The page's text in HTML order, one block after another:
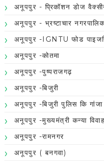
अनूपपुर - प्रिकॉशन डोज
अनूपपुर - भ्रष्टाचार
अनूपपुर -IGNTU फोड
अनूपपुर -कोतमा
अनूपपुर -पुष्पराजगढ़
अनूपपुर -बिजुरी
अनूपपुर -बिजुरी पुलिस कि गांजा
अनूपपुर -मुख्यमंत्री कन्या विवाह
अनूपपुर -रामनगर
अनूपपुर ( बनगवा)